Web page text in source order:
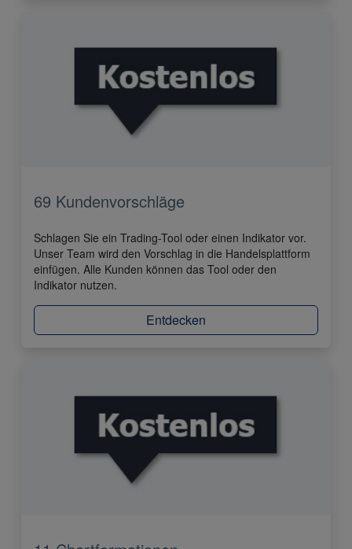
69 Kundenvorschläge
Schlagen Sie ein Trading-Tool oder einen Indikator vor.
Unser Team wird den Vorschlag in die Handelsplattform
einfügen. Alle Kunden können das Tool oder den
Indikator nutzen.
Entdecken